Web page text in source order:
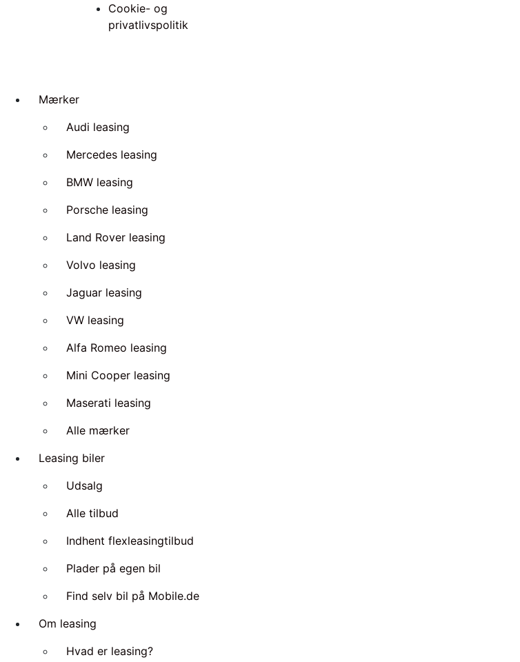
Cookie- og
privatlivspolitik
Mærker
Audi leasing
Mercedes leasing
BMW leasing
Porsche leasing
Land Rover leasing
Volvo leasing
Jaguar leasing
VW leasing
Alfa Romeo leasing
Mini Cooper leasing
Maserati leasing
Alle mærker
Leasing biler
Udsalg
Alle tilbud
Indhent flexleasingtilbud
Plader på egen bil
Find selv bil på Mobile.de
Om leasing
Hvad er leasing?